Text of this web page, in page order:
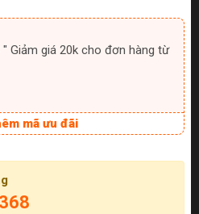
" Giảm giá 20k cho đơn hàng từ
mã ưu đãi